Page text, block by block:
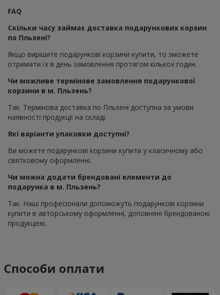
FAQ
Скільки часу займає доставка подарункових корзин
по Пльзені?
Якщо вирішите подарункові корзини купити, то зможете
отримати їх в день замовлення протягом кількох годин.
Чи можливе термінове замовлення подарункової
корзини в м. Пльзень?
Так. Термінова доставка по Пльзені доступна за умови
наявності продукції на складі.
Які варіанти упаковки доступні?
Ви можете подарункові корзини купити у класичному або
святковому оформленні.
Чи можна додати брендовані елементи до
подарунка в м. Пльзень?
Так. Наші професіонали допоможуть подарункові корзини
купити в авторському оформленні, доповнені брендованою
продукцією.
Способи оплати